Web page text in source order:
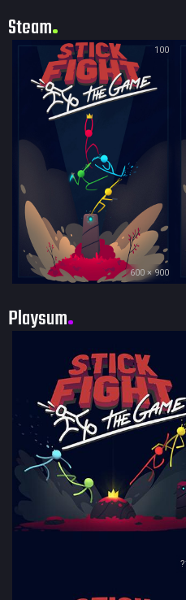
Steam
100
600 × 900
Playsum